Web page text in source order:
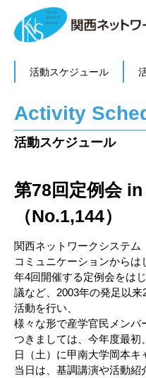
活動スケジュール
Activity
活動スケジュール
第78回定例会
（No.1,144）
関西ネットワークシステ
コミュニケーションからは
年4回開催する定例会をは
議など、2003年の発足以
活動を行い、
様々な形で産学官民メンバ
つきましては、今年度最初
日（土）に甲南大学岡本キ
当日は、基調講演や活動紹